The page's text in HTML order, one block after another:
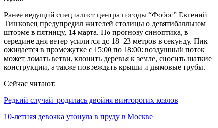
Ранее ведущий специалист центра погоды “Фобос” Евгений
Тишковец предупредил жителей столицы о девятибалльном
шторме в пятницу, 14 марта. По прогнозу синоптика, в
середине дня ветер усилится до 18–23 метров в секунду. Пик
ожидается в промежутке с 15:00 по 18:00: воздушный поток
может ломать ветви, клонить деревья к земле, сносить шаткие
конструкции, а также повреждать крыши и дымовые трубы.
Сейчас читают:
Редкий случай: родилась двойня винторогих козлов
10-летняя девочка утонула в пруду в Москве